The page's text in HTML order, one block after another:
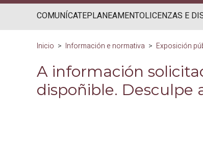
COMUNÍCATEPLANEAMENTOLICENZAS E
Inicio Información e normativa Exposición
A información
dispoñible. Desculpe